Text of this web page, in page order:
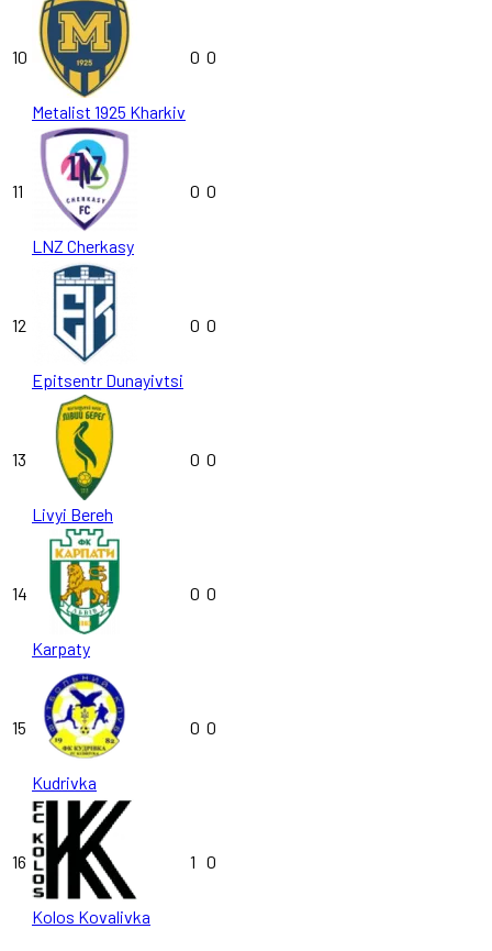
10
Metalist 1925 Kharkiv
0 0
11
LNZ Cherkasy
0 0
12
Epitsentr Dunayivtsi
0 0
13
Livyi Bereh
0 0
14
Karpaty
0 0
15
Kudrivka
0 0
16
Kolos Kovalivka
1 0